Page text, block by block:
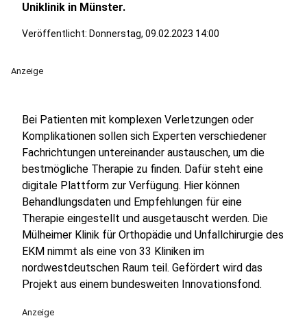
Uniklinik in Münster.
Veröffentlicht: Donnerstag, 09.02.2023 14:00
Anzeige
Bei Patienten mit komplexen Verletzungen oder
Komplikationen sollen sich Experten verschiedener
Fachrichtungen untereinander austauschen, um die
bestmögliche Therapie zu finden. Dafür steht eine
digitale Plattform zur Verfügung. Hier können
Behandlungsdaten und Empfehlungen für eine
Therapie eingestellt und ausgetauscht werden. Die
Mülheimer Klinik für Orthopädie und Unfallchirurgie des
EKM nimmt als eine von 33 Kliniken im
nordwestdeutschen Raum teil. Gefördert wird das
Projekt aus einem bundesweiten Innovationsfond.
Anzeige